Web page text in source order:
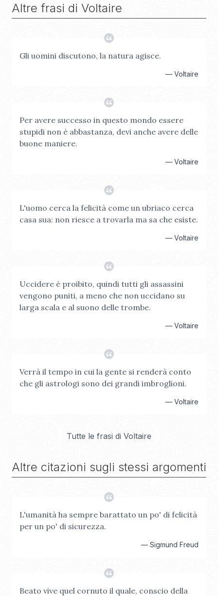
Altre frasi di Voltaire
Gli uomini discutono, la natura agisce.
— Voltaire
Per avere successo in questo mondo essere
stupidi non è abbastanza, devi anche avere delle
buone maniere.
— Voltaire
L'uomo cerca la felicità come un ubriaco cerca
casa sua: non riesce a trovarla ma sa che esiste.
— Voltaire
Uccidere è proibito, quindi tutti gli assassini
vengono puniti, a meno che non uccidano su
larga scala e al suono delle trombe.
— Voltaire
Verrà il tempo in cui la gente si renderà conto
che gli astrologi sono dei grandi imbroglioni.
— Voltaire
Tutte le frasi di Voltaire
Altre citazioni sugli stessi argomenti
L'umanità ha sempre barattato un po' di felicità
per un po' di sicurezza.
— Sigmund Freud
Beato vive quel cornuto il quale, conscio della